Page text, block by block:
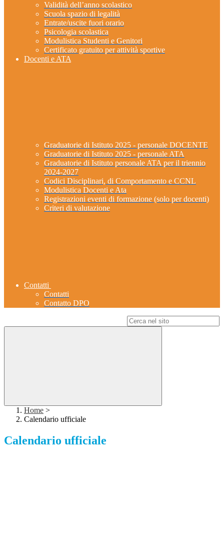
Validità dell’anno scolastico
Scuola spazio di legalità
Entrate/uscite fuori orario
Psicologia scolastica
Modulistica Studenti e Genitori
Certificato gratuito per attività sportive
Docenti e ATA
Graduatorie di Istituto 2025 - personale DOCENTE
Graduatorie di Istituto 2025 - personale ATA
Graduatorie di Istituto personale ATA per il triennio
2024-2027
Codici Disciplinari, di Comportamento e CCNL
Modulistica Docenti e Ata
Registrazioni eventi di formazione (solo per docenti)
Criteri di valutazione
Contatti
Contatti
Contatto DPO
Home >
Calendario ufficiale
Calendario ufficiale